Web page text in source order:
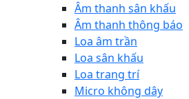
Âm thanh sân khấu
Âm thanh thông báo
Loa âm trần
Loa sân khấu
Loa trang trí
Micro không dây